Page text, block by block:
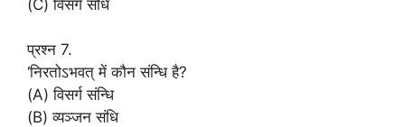
(C) विसर्ग संधि
प्रश्न 7.
‘निरतोऽभवत् में कौन संन्धि है?
(A) विसर्ग संन्धि
(B) व्यञ्जन संधि